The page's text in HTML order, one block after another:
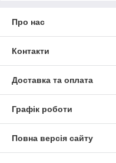
Про нас
Контакти
Доставка та оплата
Графік роботи
Повна версія сайту